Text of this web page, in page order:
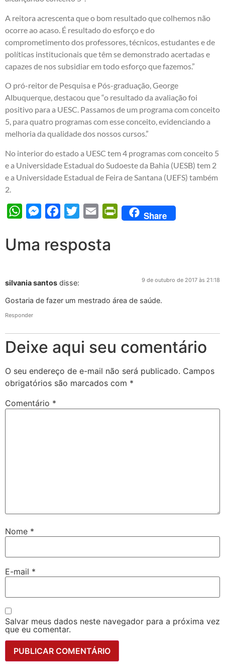
A reitora acrescenta que o bom resultado que colhemos não
ocorre ao acaso. É resultado do esforço e do
comprometimento dos professores, técnicos, estudantes e de
políticas institucionais que têm se demonstrado acertadas e
capazes de nos subsidiar em todo esforço que fazemos.”
O pró-reitor de Pesquisa e Pós-graduação, George
Albuquerque, destacou que “o resultado da avaliação foi
positivo para a UESC. Passamos de um programa com conceito
5, para quatro programas com esse conceito, evidenciando a
melhoria da qualidade dos nossos cursos.”
No interior do estado a UESC tem 4 programas com conceito 5
e a Universidade Estadual do Sudoeste da Bahia (UESB) tem 2
e a Universidade Estadual de Feira de Santana (UEFS) também
2.
WhatsAppMessengerFacebook
Twitter Email PrintFriendly
Share
Uma resposta
silvania santos disse: 9 de outubro de 2017 às 21:18
Gostaria de fazer um mestrado área de saúde.
Responder
Deixe aqui seu comentário
O seu endereço de e-mail não será publicado. Campos
obrigatórios são marcados com *
Comentário *
Nome *
E-mail *
Salvar meus dados neste navegador para a próxima vez
que eu comentar.